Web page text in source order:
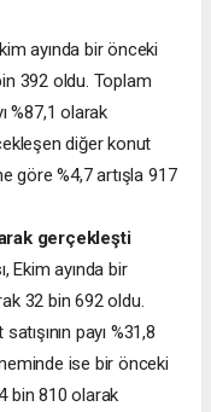
ayında bir önceki
392 oldu. Toplam
%87,1 olarak
diğer konut
göre %4,7 artışla 917
gerçekleşti
Ekim ayında bir
32 bin 692 oldu.
payı %31,8
ise bir önceki
bin 810 olarak